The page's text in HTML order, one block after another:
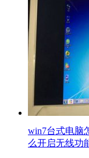
​win7台式电脑
么开启无线功